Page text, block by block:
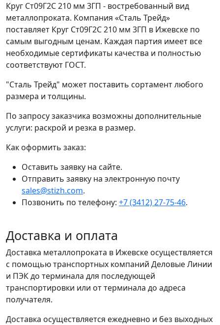
Круг Ст09Г2С 210 мм 3ГП - востребованный вид
металлопроката. Компания «Сталь Трейд»
поставляет Круг Ст09Г2С 210 мм 3ГП в Ижевске по
самым выгодным ценам. Каждая партия имеет все
необходимые сертификаты качества и полностью
соответствуют ГОСТ.
"Сталь Трейд" может поставить сортамент любого
размера и толщины.
По запросу заказчика возможны дополнительные
услуги: раскрой и резка в размер.
Как оформить заказ:
Оставить заявку на сайте.
Отправить заявку на электронную почту
sales@stizh.com.
Позвонить по телефону: +7 (3412) 27-75-46.
Доставка и оплата
Доставка металлопроката в Ижевске осуществляется
с помощью транспортных компаний Деловые Линии
и ПЭК до терминала для последующей
транспортировки или от терминала до адреса
получателя.
Доставка осуществляется ежедневно и без выходных